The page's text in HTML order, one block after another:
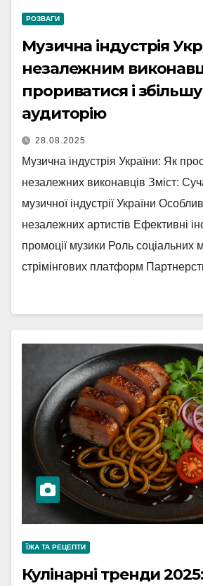
РОЗВАГИ
Музична індустрія
незалежним
прориватися і
аудиторію
28.08.2025
Музична індустрія України: Як
незалежних виконавців Зміст:
музичної індустрії України
незалежних артистів Ефективні
промоції музики Роль соціальних
стрімінгових платформ
ЇЖА ТА РЕЦЕПТИ
Кулінарні тренди